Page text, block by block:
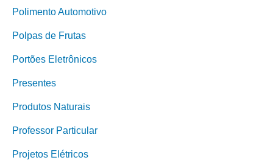
Polimento Automotivo
Polpas de Frutas
Portões Eletrônicos
Presentes
Produtos Naturais
Professor Particular
Projetos Elétricos